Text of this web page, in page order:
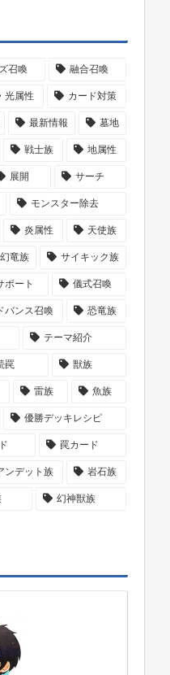
召喚 融合召喚
光属性 カード対策
最新情報 墓地
戦士族 地属性
展開 サーチ
モンスター除去
炎属性 天使族
幻竜族 サイキック族
ポート 儀式召喚
バンス召喚 恐竜族
テーマ紹介
罠 獣族
雷族 魚族
優勝デッキレシピ
罠カード
ンデット族 岩石族
幻神獣族